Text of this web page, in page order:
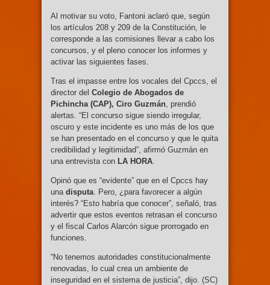
Al motivar su voto, Fantoni aclaró que, según
los artículos 208 y 209 de la Constitución, le
corresponde a las comisiones llevar a cabo los
concursos, y el pleno conocer los informes y
activar las siguientes fases.
Tras el impasse entre los vocales del Cpccs, el
director del Colegio de Abogados de
Pichincha (CAP), Ciro Guzmán , prendió
alertas. “El concurso sigue siendo irregular,
oscuro y este incidente es uno más de los que
se han presentado en el concurso y que le quita
credibilidad y legitimidad”, afirmó Guzmán en
una entrevista con LA HORA
Opinó que es “evidente” que en el Cpccs hay
una disputa . Pero, ¿para favorecer a algún
interés? “Esto habría que conocer”, señaló, tras
advertir que estos eventos retrasan el concurso
y el fiscal Carlos Alarcón sigue prorrogado en
funciones.
“No tenemos autoridades constitucionalmente
renovadas, lo cual crea un ambiente de
inseguridad en el sistema de justicia”, dijo. (SC)